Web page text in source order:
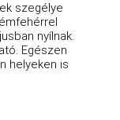
szegélye
nyílnak.
Egészen
helyeken is